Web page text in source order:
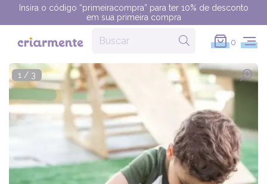
Insira o código “primeiracompra” para ter 10% de desconto
em sua primeira compra
0
1 / 3